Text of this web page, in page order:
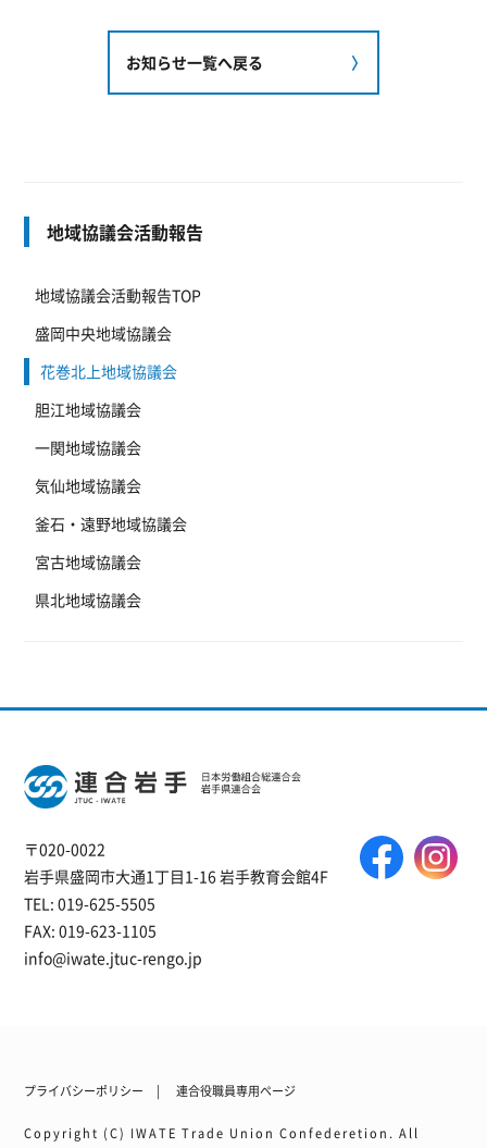
お知らせ一覧へ戻る
地域協議会活動報告
地域協議会活動報告TOP
盛岡中央地域協議会
花巻北上地域協議会
胆江地域協議会
一関地域協議会
気仙地域協議会
釜石・遠野地域協議会
宮古地域協議会
県北地域協議会
〒020-0022
岩手県盛岡市大通1丁目1-16 岩手教育会館4F
TEL: 019-625-5505
FAX: 019-623-1105
info@iwate.jtuc-rengo.jp
プライバシーポリシー 連合役職員専用ページ
Copyright (C) IWATE Trade Union Confederetion. All